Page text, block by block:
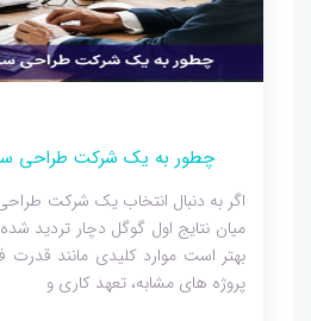
چطور به یک شرکت طراحی
اگر به دنبال انتخاب یک شرکت
میان نتایج اول گوگل دچار تردید
بهتر است موارد کلیدی مانند قدرت
پروژه های مشابه، تعهد کاری و